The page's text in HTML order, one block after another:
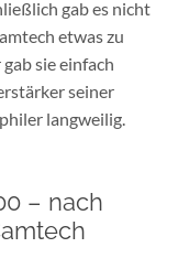
gab es nicht
etwas zu
sie einfach
seiner
langweilig.
– nach